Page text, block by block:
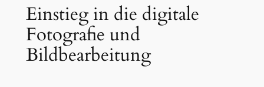
Einstieg in die digitale
Fotografie und
Bildbearbeitung